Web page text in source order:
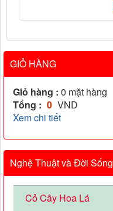
GIỎ HÀNG
Giỏ hàng : 0 mặt hàng
Tổng : 0 VND
Xem chi tiết
Nghệ Thuật và Đời Sống
Cỏ Cây Hoa Lá